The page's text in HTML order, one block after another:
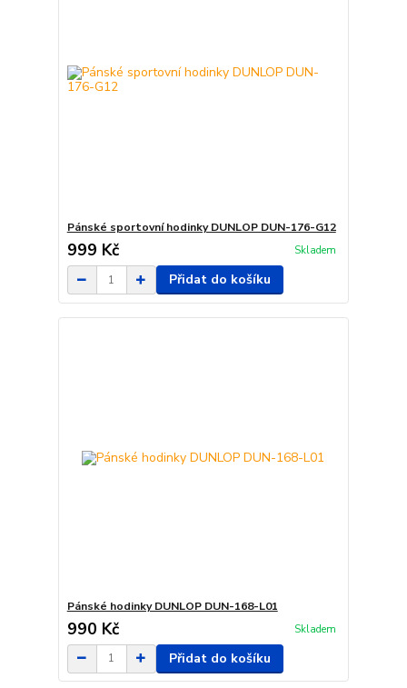
Pánské sportovní hodinky DUNLOP DUN-176-G12
999 Kč Skladem
Přidat do košíku
Pánské hodinky DUNLOP DUN-168-L01
990 Kč Skladem
Přidat do košíku